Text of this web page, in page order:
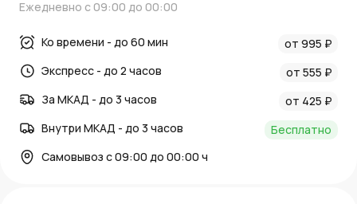
0.013; Длина: 17; Материал: Пластик; Ширина (см): 13;
бабочки, стрекозы
Ежедневно с 09:00 до 00:00
Ко времени - до 60 мин
от 995 ₽
Экспресс - до 2 часов
от 555 ₽
За МКАД - до 3 часов
от 425 ₽
Внутри МКАД - до 3 часов
Бесплатно
Самовывоз с 09:00 до 00:00 ч